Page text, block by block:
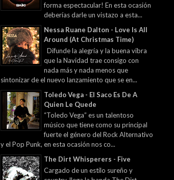
forma espectacular! En esta ocasión
deberías darle un vistazo a esta...
Nessa Ruane Dalton - Love Is All
Around (At Christmas Time)
Difunde la alegría y la buena vibra
que la Navidad trae consigo con
nada más y nada menos que
sintonizar de el nuevo lanzamiento que se en...
Toledo Vega - El Saco Es De A
Quien Le Quede
“Toledo Vega” es un talentoso
músico que tiene como su principal
fuerte el género del Rock Alternativo
y el Pop Punk, en esta ocasión nos co...
The Dirt Whisperers - Five
Cargado de un estilo sureño y